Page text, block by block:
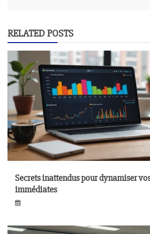
RELATED POSTS
Secrets inattendus pour dynamiser
immédiates